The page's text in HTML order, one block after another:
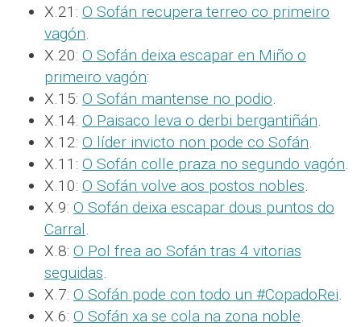
X.21: O Sofán recupera terreo co primeiro
vagón.
X.20: O Sofán deixa escapar en Miño o
primeiro vagón:
X.15: O Sofán mantense no podio.
X.14: O Paisaco leva o derbi bergantiñán.
X.12: O líder invicto non pode co Sofán.
X.11: O Sofán colle praza no segundo vagón.
X.10: O Sofán volve aos postos nobles.
X.9: O Sofán deixa escapar dous puntos do
Carral.
X.8: O Pol frea ao Sofán tras 4 vitorias
seguidas.
X.7: O Sofán pode con todo un #CopadoRei.
X.6: O Sofán xa se cola na zona noble.